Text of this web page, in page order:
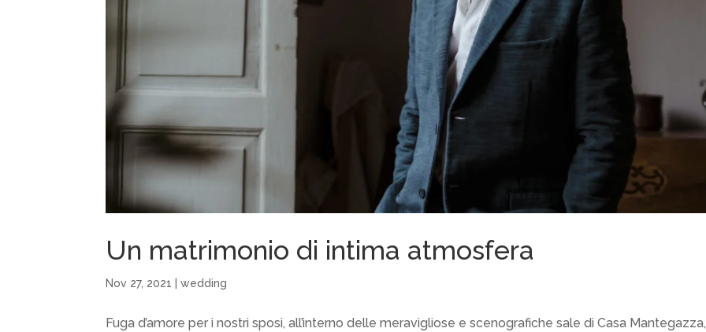
Un matrimonio di intima atmosfera
Nov 27, 2021 |wedding
Fuga d’amore per i nostri sposi, all’interno delle meravigliose e scenografiche sale di Casa